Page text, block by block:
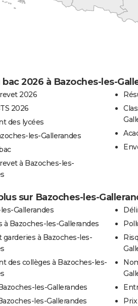
2026 à Bazoches-les-
2026
2026
des lycées
les-Gallerandes
à Bazoches-les-
sur Bazoches-les-
Gallerandes
à Bazoches-les-Gallerandes
garderies à Bazoches-les-
des collèges à Bazoches-les-
les-Gallerandes
les-Gallerandes